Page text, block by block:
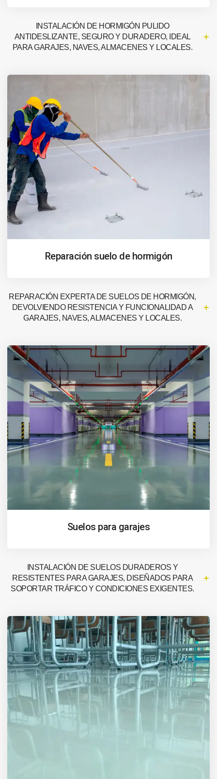
INSTALACIÓN DE HORMIGÓN PULIDO
ANTIDESLIZANTE, SEGURO Y DURADERO, IDEAL
PARA GARAJES, NAVES, ALMACENES Y LOCALES.
Reparación suelo de hormigón
REPARACIÓN EXPERTA DE SUELOS DE HORMIGÓN,
DEVOLVIENDO RESISTENCIA Y FUNCIONALIDAD A
GARAJES, NAVES, ALMACENES Y LOCALES.
Suelos para garajes
INSTALACIÓN DE SUELOS DURADEROS Y
RESISTENTES PARA GARAJES, DISEÑADOS PARA
SOPORTAR TRÁFICO Y CONDICIONES EXIGENTES.